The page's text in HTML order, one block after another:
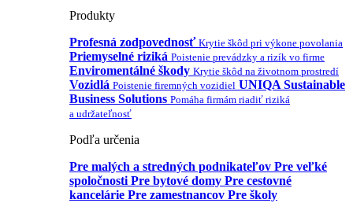
Produkty
Profesná zodpovednosť Krytie škôd pri výkone povolania
Priemyselné riziká Poistenie prevádzky a rizík vo firme
Enviromentálné škody Krytie škôd na životnom prostredí
Vozidlá Poistenie firemných vozidiel UNIQA Sustainable
Business Solutions Pomáha firmám riadiť riziká
a udržateľnosť
Podľa určenia
Pre malých a stredných podnikateľov Pre veľké
spoločnosti Pre bytové domy Pre cestovné
kancelárie Pre zamestnancov Pre školy